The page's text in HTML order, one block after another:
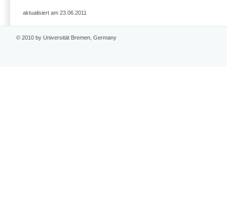
aktualisiert am 23.06.2011
© 2010 by Universität Bremen, Germany